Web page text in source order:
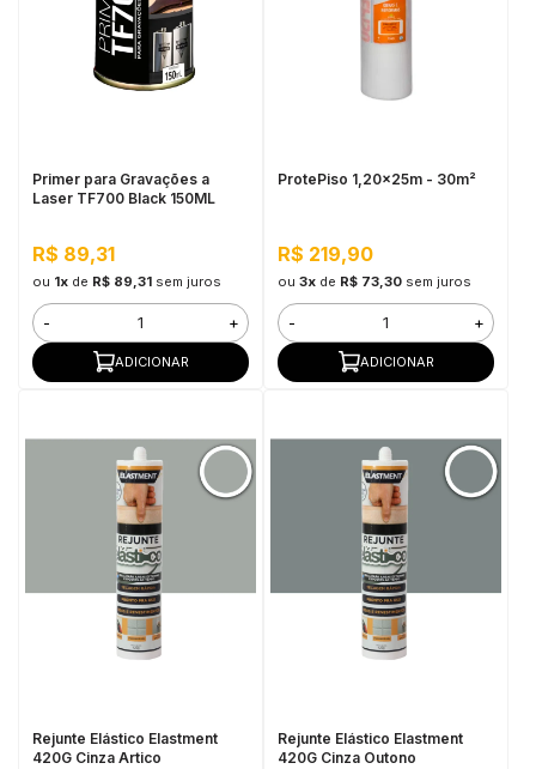
Primer para Gravações a
Laser TF700 Black 150ML
R$ 89,31
ou 1xde R$ 89,31 sem juros
- +
ADICIONAR
ProtePiso 1,20x25m - 30m²
R$ 219,90
ou 3xde R$ 73,30 sem juros
- +
ADICIONAR
Rejunte Elástico Elastment
420G Cinza Artico
Rejunte Elástico Elastment
420G Cinza Outono